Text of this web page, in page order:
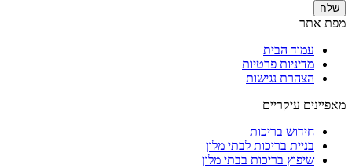
שלח
מפת אתר
עמוד הבית
מדיניות פרטיות
הצהרת נגישות
מאפיינים עיקריים
חידוש בריכות
בניית בריכות לבתי מלון
שיפוץ בריכות בבתי מלון